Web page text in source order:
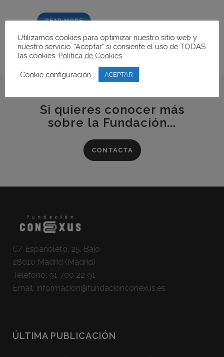
READ MORE
Si quieres conocer más
sobre la Fundación...
CONTACTA
C/ Españoleto, 25, Bajo
28010 Madrid (Madrid)
Teléfono: 91 700 22 91
Email: informacion@fundacionconexus.es
ÚLTIMA PUBLICACIÓN
Utilizamos cookies para optimizar nuestro sitio web y
nuestro servicio. "Aceptar" si consiente el uso de TODAS
las cookies. Política de Cookies
Cookie configuración ACEPTAR